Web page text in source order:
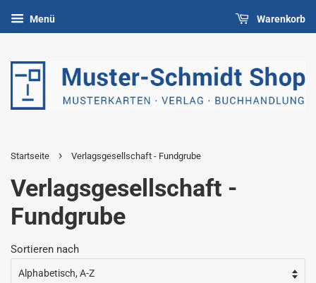
Menü Warenkorb
Startseite › Verlagsgesellschaft - Fundgrube
Verlagsgesellschaft -
Fundgrube
Sortieren nach